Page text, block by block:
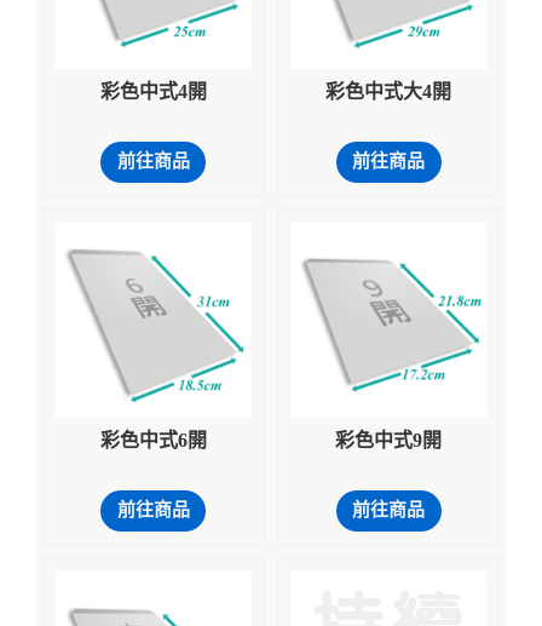
彩色中式4開
前往商品
彩色中式大4開
前往商品
彩色中式6開
前往商品
彩色中式9開
前往商品